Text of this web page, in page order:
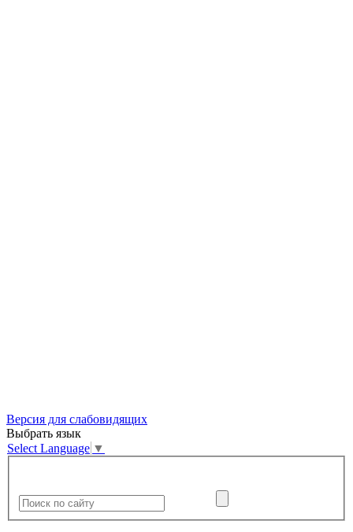
Версия для слабовидящих
Выбрать язык
Select Language ▼